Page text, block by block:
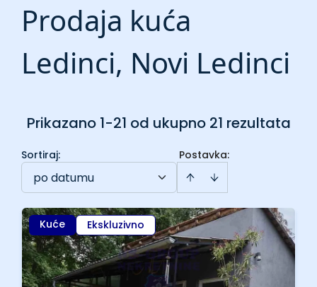
Prodaja kuća
Ledinci, Novi Ledinci
Prikazano 1-21 od ukupno 21 rezultata
Postavka:
Sortiraj:
po datumu
Kuće Ekskluzivno